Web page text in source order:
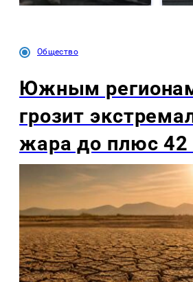
Общество
Южным
грозит
жара до плюс 42